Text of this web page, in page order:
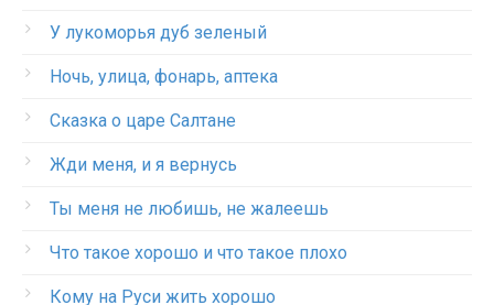
У лукоморья дуб зеленый
Ночь, улица, фонарь, аптека
Сказка о царе Салтане
Жди меня, и я вернусь
Ты меня не любишь, не жалеешь
Что такое хорошо и что такое плохо
Кому на Руси жить хорошо